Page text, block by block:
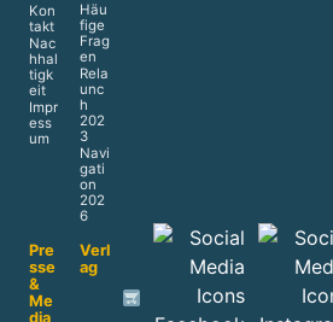
Kon
takt
Nac
hhal
tigk
eit
Impr
ess
um
Häu
fige
Frag
en
Rela
unc
h
202
3
Navi
gati
on
202
6
Pre
sse
&
Me
dia
Verl
ag